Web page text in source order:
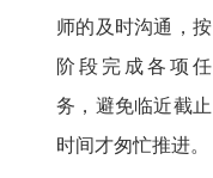
师的及时沟通，按
阶段完成各项任
务，避免临近截止
时间才匆忙推进。